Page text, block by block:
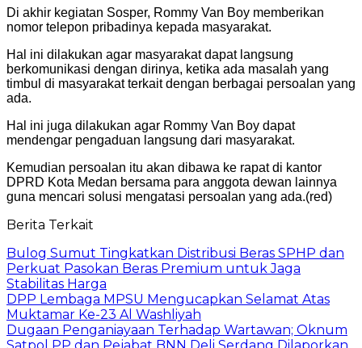
Di akhir kegiatan Sosper, Rommy Van Boy memberikan
nomor telepon pribadinya kepada masyarakat.
Hal ini dilakukan agar masyarakat dapat langsung
berkomunikasi dengan dirinya, ketika ada masalah yang
timbul di masyarakat terkait dengan berbagai persoalan yang
ada.
Hal ini juga dilakukan agar Rommy Van Boy dapat
mendengar pengaduan langsung dari masyarakat.
Kemudian persoalan itu akan dibawa ke rapat di kantor
DPRD Kota Medan bersama para anggota dewan lainnya
guna mencari solusi mengatasi persoalan yang ada.(red)
Berita Terkait
Bulog Sumut Tingkatkan Distribusi Beras SPHP dan
Perkuat Pasokan Beras Premium untuk Jaga
Stabilitas Harga
DPP Lembaga MPSU Mengucapkan Selamat Atas
Muktamar Ke-23 Al Washliyah
Dugaan Penganiayaan Terhadap Wartawan; Oknum